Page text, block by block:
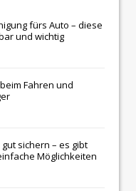
fürs Auto – diese
und wichtig
Fahren und
sichern – es gibt
Möglichkeiten